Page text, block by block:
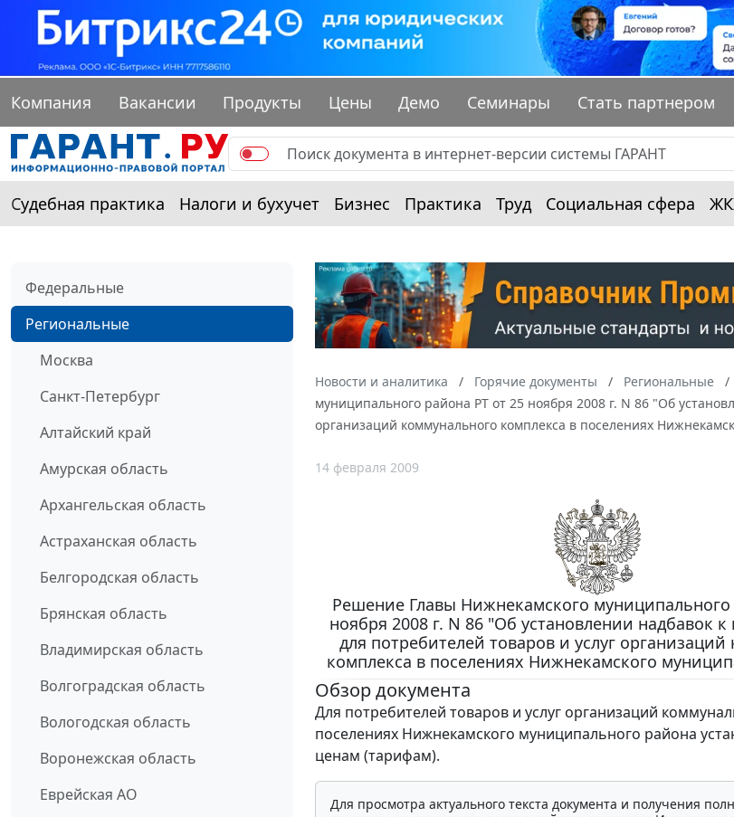
Компания Вакансии Продукты Цены Демо Семинары Стать партнером
Судебная практика Налоги и бухучет Бизнес Практика Труд Социальная сфера
Федеральные
Региональные
Москва
Санкт-Петербург
Алтайский край
Амурская область
Архангельская область
Астраханская область
Белгородская область
Брянская область
Владимирская область
Волгоградская область
Вологодская область
Воронежская область
Еврейская АО
Новости и аналитика Горячие документы Региональные
муниципального района РТ от 25 ноября 2008 г. N 86 "Об
организаций коммунального комплекса в поселениях
14 февраля 2009
Решение Главы Нижнекамского муниципального
ноября 2008 г. N 86 "Об установлении надбавок
для потребителей товаров и услуг
комплекса в поселениях Нижнекамского
Обзор документа
Для потребителей товаров и услуг организаций
поселениях Нижнекамского муниципального района
ценам (тарифам).
Для просмотра актуального текста документа и получения